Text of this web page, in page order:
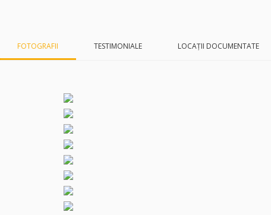
FOTOGRAFII TESTIMONIALE LOCAȚII DOCUMENTATE